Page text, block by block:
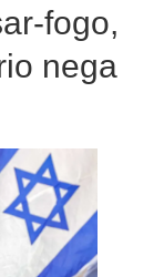
fogo,
nega